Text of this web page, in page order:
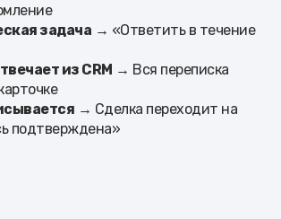
задача → «Ответить в течение
из CRM → Вся переписка
→ Сделка переходит на
подтверждена»